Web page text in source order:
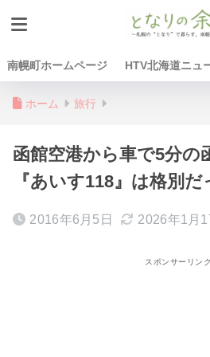
南幌町ホームページ HTV北海道ニュ
ホーム 旅行
函館空港から車で5分の
『あいす118』は格別だ
2016年6月5日 2026年1月
スポンサーリンク